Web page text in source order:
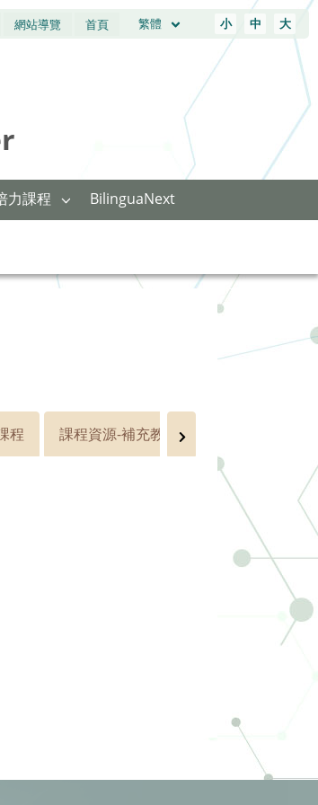
網站導覽 首頁 繁體 小 中 大
力課程 BilinguaNext
程 課程資源-補充教材教案